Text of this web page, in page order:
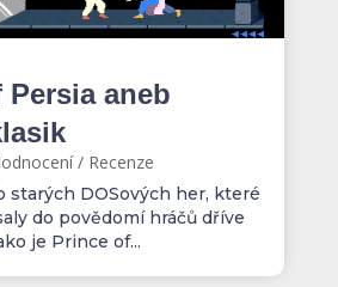
aneb
/ Recenze
starých DOSových her, které
do povědomí hráčů dříve
je Prince of...